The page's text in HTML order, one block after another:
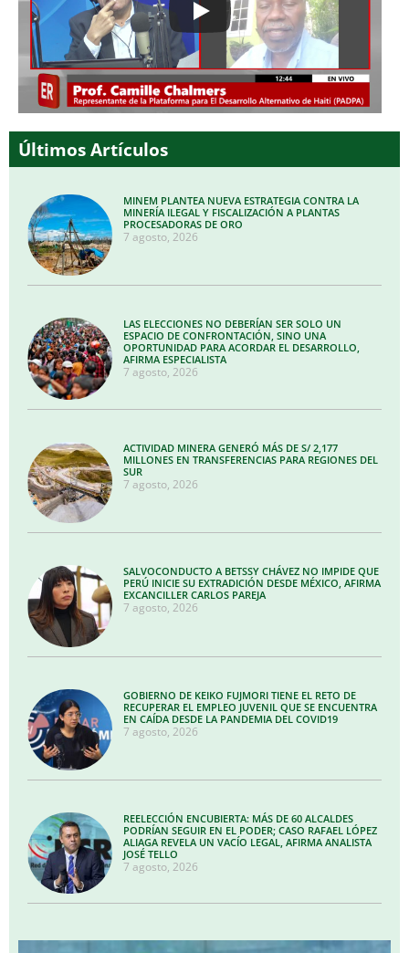
Últimos Artículos
MINEM PLANTEA NUEVA ESTRATEGIA CONTRA LA
MINERÍA ILEGAL Y FISCALIZACIÓN A PLANTAS
PROCESADORAS DE ORO
7 agosto, 2026
LAS ELECCIONES NO DEBERÍAN SER SOLO UN
ESPACIO DE CONFRONTACIÓN, SINO UNA
OPORTUNIDAD PARA ACORDAR EL DESARROLLO,
AFIRMA ESPECIALISTA
7 agosto, 2026
ACTIVIDAD MINERA GENERÓ MÁS DE S/ 2,177
MILLONES EN TRANSFERENCIAS PARA REGIONES DEL
SUR
7 agosto, 2026
SALVOCONDUCTO A BETSSY CHÁVEZ NO IMPIDE QUE
PERÚ INICIE SU EXTRADICIÓN DESDE MÉXICO, AFIRMA
EXCANCILLER CARLOS PAREJA
7 agosto, 2026
GOBIERNO DE KEIKO FUJMORI TIENE EL RETO DE
RECUPERAR EL EMPLEO JUVENIL QUE SE ENCUENTRA
EN CAÍDA DESDE LA PANDEMIA DEL COVID19
7 agosto, 2026
REELECCIÓN ENCUBIERTA: MÁS DE 60 ALCALDES
PODRÍAN SEGUIR EN EL PODER; CASO RAFAEL LÓPEZ
ALIAGA REVELA UN VACÍO LEGAL, AFIRMA ANALISTA
JOSÉ TELLO
7 agosto, 2026